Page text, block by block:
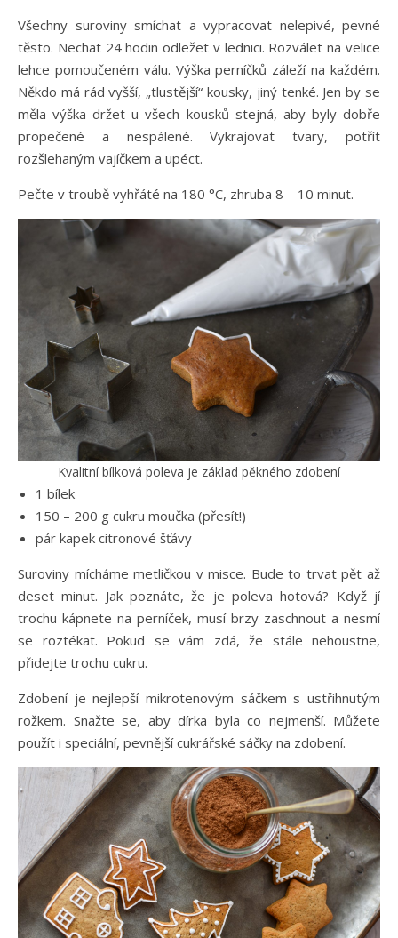
Všechny suroviny smíchat a vypracovat nelepivé, pevné
těsto. Nechat 24 hodin odležet v lednici. Rozválet na velice
lehce pomoučeném válu. Výška perníčků záleží na každém.
Někdo má rád vyšší, „tlustější“ kousky, jiný tenké. Jen by se
měla výška držet u všech kousků stejná, aby byly dobře
propečené a nespálené. Vykrajovat tvary, potřít
rozšlehaným vajíčkem a upéct.
Pečte v troubě vyhřáté na 180 °C, zhruba 8 – 10 minut.
Kvalitní bílková poleva je základ pěkného zdobení
1 bílek
150 – 200 g cukru moučka (přesít!)
pár kapek citronové šťávy
Suroviny mícháme metličkou v misce. Bude to trvat pět až
deset minut. Jak poznáte, že je poleva hotová? Když jí
trochu kápnete na perníček, musí brzy zaschnout a nesmí
se roztékat. Pokud se vám zdá, že stále nehoustne,
přidejte trochu cukru.
Zdobení je nejlepší mikrotenovým sáčkem s ustřihnutým
rožkem. Snažte se, aby dírka byla co nejmenší. Můžete
použít i speciální, pevnější cukrářské sáčky na zdobení.